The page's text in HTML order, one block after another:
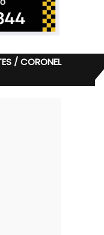
/ CORONEL